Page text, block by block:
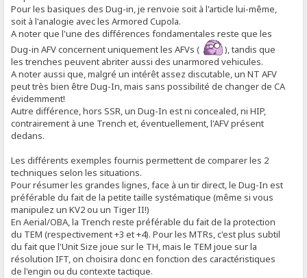
Pour les basiques des Dug-in, je renvoie soit à l'article lui-même,
soit à l'analogie avec les Armored Cupola.
A noter que l'une des différences fondamentales reste que les
Dug-in AFV concernent uniquement les AFVs (
), tandis que
les trenches peuvent abriter aussi des unarmored vehicules.
A noter aussi que, malgré un intérêt assez discutable, un NT AFV
peut très bien être Dug-In, mais sans possibilité de changer de CA
évidemment!
Autre différence, hors SSR, un Dug-In est ni concealed, ni HIP,
contrairement à une Trench et, éventuellement, l'AFV présent
dedans.
Les différents exemples fournis permettent de comparer les 2
techniques selon les situations.
Pour résumer les grandes lignes, face à un tir direct, le Dug-In est
préférable du fait de la petite taille systématique (même si vous
manipulez un KV2 ou un Tiger II!)
En Aerial/OBA, la Trench reste préférable du fait de la protection
du TEM (respectivement +3 et +4). Pour les MTRs, c'est plus subtil
du fait que l'Unit Size joue sur le TH, mais le TEM joue sur la
résolution IFT, on choisira donc en fonction des caractéristiques
de l'engin ou du contexte tactique.